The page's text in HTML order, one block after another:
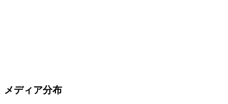
メディア分布